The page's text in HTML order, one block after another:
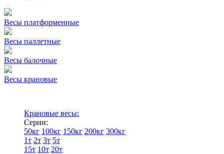
Весы платформенные
Весы паллетные
Весы балочные
Весы крановые
Крановые весы:
Серии:
50кг 100кг 150кг 200кг 300кг
1т 2т 3т 5т
15т 10т 20т